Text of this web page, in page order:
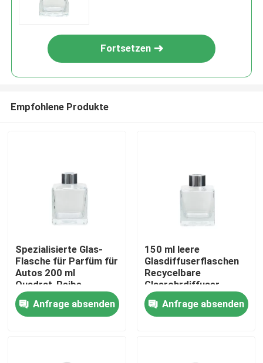
Produkte
Über uns
Fortsetzen
Empfohlene Produkte
Spezialisierte Glas-
Flasche für Parfüm für
Autos 200 ml
Quadrat-Reibe-
Diffusorflaschen
Anfrage absenden
150 ml leere
Glasdiffuserflaschen
Recycelbare
Glasrohrdiffuser
Anfrage absenden